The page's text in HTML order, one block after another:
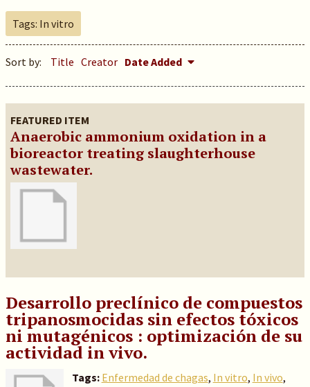
Tags: In vitro
Sort by: Title Creator Date Added
FEATURED ITEM
Anaerobic ammonium oxidation in a
bioreactor treating slaughterhouse
wastewater.
Desarrollo preclínico de compuestos
tripanosmocidas sin efectos tóxicos
ni mutagénicos : optimización de su
actividad in vivo.
Tags: Enfermedad de chagas, In vitro, In vivo,